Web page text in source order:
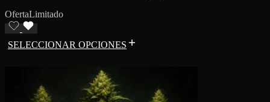
OfertaLimitado
SELECCIONAR OPCIONES